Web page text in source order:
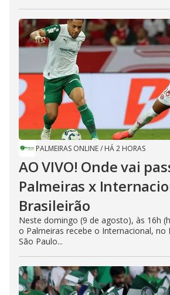
PALMEIRAS ONLINE/ HÁ 2 HORAS
AO VIVO! Onde vai
Palmeiras x
Brasileirão
Neste domingo (9 de agosto), às 16h
o Palmeiras recebe o Internacional, no
São Paulo...